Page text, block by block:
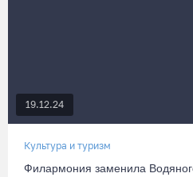
19.12.24
Культура и туризм
Филармония заменила